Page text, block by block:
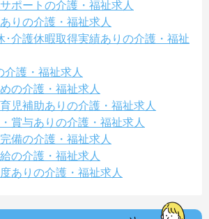
ポートの介護・福祉求人
りの介護・福祉求人
･介護休暇取得実績ありの介護・福祉
護・福祉求人
の介護・福祉求人
児補助ありの介護・福祉求人
賞与ありの介護・福祉求人
備の介護・福祉求人
の介護・福祉求人
ありの介護・福祉求人